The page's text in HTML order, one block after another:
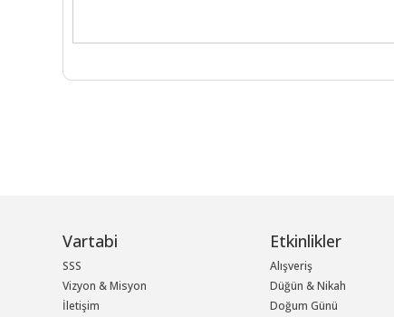
Vartabi
SSS
Vizyon & Misyon
İletişim
Etkinlikler
Alışveriş
Düğün & Nikah
Doğum Günü